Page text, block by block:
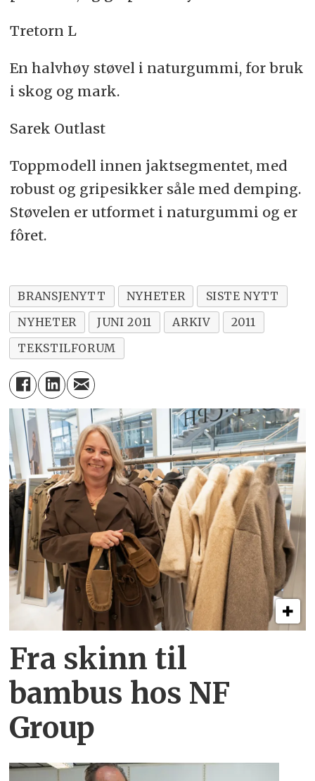
Tretorn L
En halvhøy støvel i naturgummi, for bruk
i skog og mark.
Sarek Outlast
Toppmodell innen jaktsegmentet, med
robust og gripesikker såle med demping.
Støvelen er utformet i naturgummi og er
fôret.
BRANSJENYTT NYHETER
SISTE NYTT
NYHETER
JUNI 2011 ARKIV
2011
TEKSTILFORUM
Fra skinn til
bambus hos NF
Group